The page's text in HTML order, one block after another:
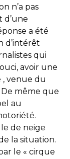
n’a pas
d’une
a été
d’intérêt
qui
avoir une
, venue du
même que
au
de neige
la situation.
le « cirque